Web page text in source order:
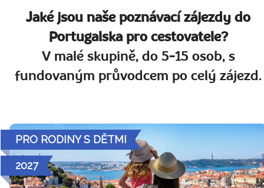
Jaké jsou naše poznávací zájezdy do
Portugalska pro cestovatele?
V malé skupině, do 5-15 osob, s
fundovaným průvodcem po celý zájezd.
PRO RODINY S DĚTMI
2027